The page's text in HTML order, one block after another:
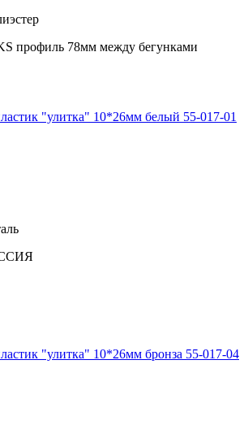
профиль 78мм между бегунками
"улитка" 10*26мм белый 55-017-01
"улитка" 10*26мм бронза 55-017-04